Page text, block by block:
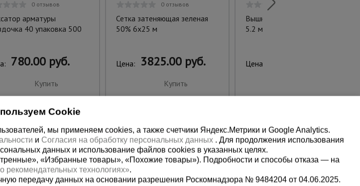
0 отзывов
арматуры
40 упаковка 500
780.00 руб.
Купить
0 отзывов
Сетка затеняющая зеленая
50% 6х25 м
Цена: 3825.00 руб.
Купить
Вышка-тура ВСПT 1.2х2.0,
5.2 м
Цена:
Cookie
мы применяем cookies, а также счетчики Яндекс.Метрики и Google Analytics.
и Согласия на обработку персональных данных . Для продолжения использования
данных и использование файлов cookies в указанных целях.
«Избранные товары», «Похожие товары»). Подробности и способы отказа — на
рекомендательных технологиях».
передачу данных на основании разрешения Роскомнадзора № 9484204 от 04.06.2025.